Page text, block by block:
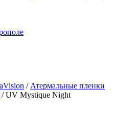
/ Атермальные пленки
/ UV Mystique Night